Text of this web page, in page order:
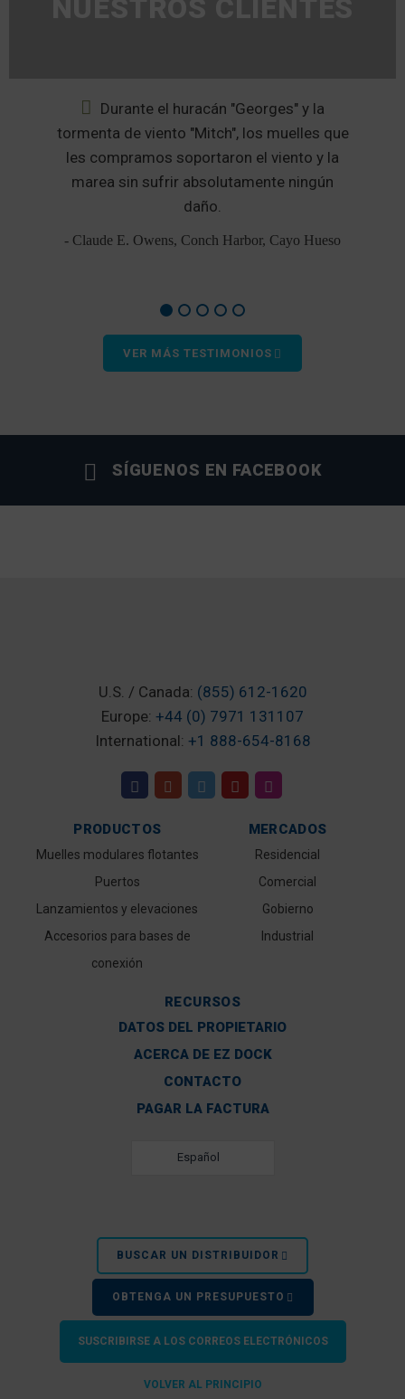
Durante el huracán "Georges" y la
tormenta de viento "Mitch", los muelles que
les compramos soportaron el viento y la
marea sin sufrir absolutamente ningún
daño.
- Claude E. Owens, Conch Harbor, Cayo Hueso
VER MÁS TESTIMONIOS
SÍGUENOS EN FACEBOOK
U.S. / Canada: (855) 612-1620
Europe: +44 (0) 7971 131107
International: +1 888-654-8168
PRODUCTOS
Muelles modulares flotantes
Puertos
Lanzamientos y elevaciones
Accesorios para bases de
conexión
MERCADOS
Residencial
Comercial
Gobierno
Industrial
RECURSOS
DATOS DEL PROPIETARIO
ACERCA DE EZ DOCK
CONTACTO
PAGAR LA FACTURA
Español
BUSCAR UN DISTRIBUIDOR
OBTENGA UN PRESUPUESTO
SUSCRIBIRSE A LOS CORREOS ELECTRÓNICOS
VOLVER AL PRINCIPIO